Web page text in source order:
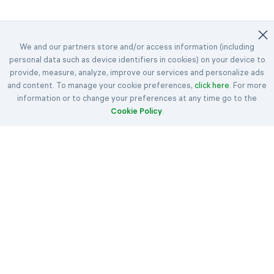
We and our partners store and/or access information (including
personal data such as device identifiers in cookies) on your device to
provide, measure, analyze, improve our services and personalize ads
and content. To manage your cookie preferences, click here . For more
information or to change your preferences at any time go to the
Cookie Policy.
©2023-2026 Easybrain. All Rights Reserved.
Home Sfide giornaliere
Premi
Spider